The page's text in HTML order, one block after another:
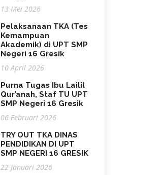
13 Mei 2026
Pelaksanaan TKA (Tes
Kemampuan
Akademik) di UPT SMP
Negeri 16 Gresik
10 April 2026
Purna Tugas Ibu Lailil
Qur’anah, Staf TU UPT
SMP Negeri 16 Gresik
06 Februari 2026
TRY OUT TKA DINAS
PENDIDIKAN DI UPT
SMP NEGERI 16 GRESIK
22 Januari 2026